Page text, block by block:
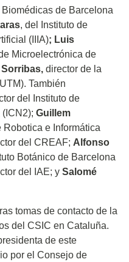
de Barcelona
, del Instituto de
(IIIA); Luis
Microelectrónica de
director de la
También
del Instituto de
Guillem
Robotica e Informática
del CREAF; Alfonso
Botánico de Barcelona
del IAE; y Salomé
tomas de contacto de la
del CSIC en Cataluña.
de este
por el Consejo de